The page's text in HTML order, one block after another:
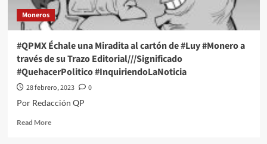
de
su
Trazo
Editorial///Malestar
#QuehacerPolitico
#InquiriendoLaNoticia
Moneros
#QPMX Échale una Miradita al cartón de #Luy #Monero a
través de su Trazo Editorial///Significado
#QuehacerPolitico #InquiriendoLaNoticia
28 febrero, 2023
0
Por Redacción QP
Read MoreRead